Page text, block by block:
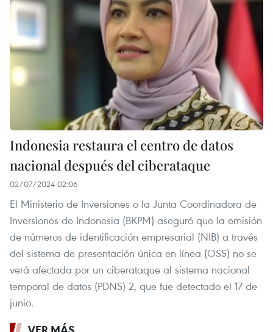
Indonesia restaura el centro de datos
nacional después del ciberataque
02/07/2024 02:06
El Ministerio de Inversiones o la Junta Coordinadora de
Inversiones de Indonesia (BKPM) aseguró que la emisión
de números de identificación empresarial (NIB) a través
del sistema de presentación única en línea (OSS) no se
verá afectada por un ciberataque al sistema nacional
temporal de datos (PDNS) 2, que fue detectado el 17 de
junio.